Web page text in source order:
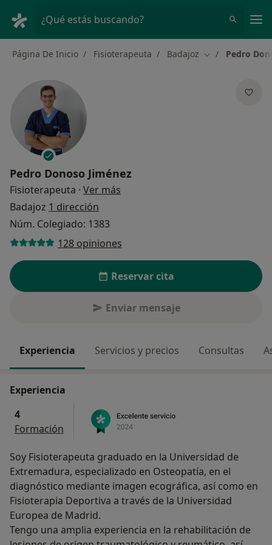
¿Qué estás buscando?
Página De Inicio Fisioterapeuta Badajoz Cambiar de
Pedro
Pedro Donoso Jiménez
Fisioterapeuta · Ver más
Badajoz 1 dirección
Núm. Colegiado: 1383
128 opiniones
Reservar cita
Enviar mensaje
Experiencia Servicios y precios Consultas
Experiencia
4
Formación
Soy Fisioterapeuta graduado en la Universidad de
Extremadura, especializado en Osteopatía, en el
diagnóstico mediante imagen ecográfica, así como en
Fisioterapia Deportiva a través de la Universidad
Europea de Madrid.
Tengo una amplia experiencia en la rehabilitación de